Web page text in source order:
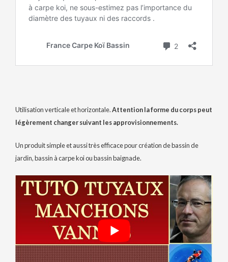
Utilisation verticale et horizontale.Attention la forme du corps peut
légèrement changer suivant les approvisionnements.
Un produit simple et aussi très efficace pour création de bassin de
jardin, bassin à carpe koi ou bassin baignade.